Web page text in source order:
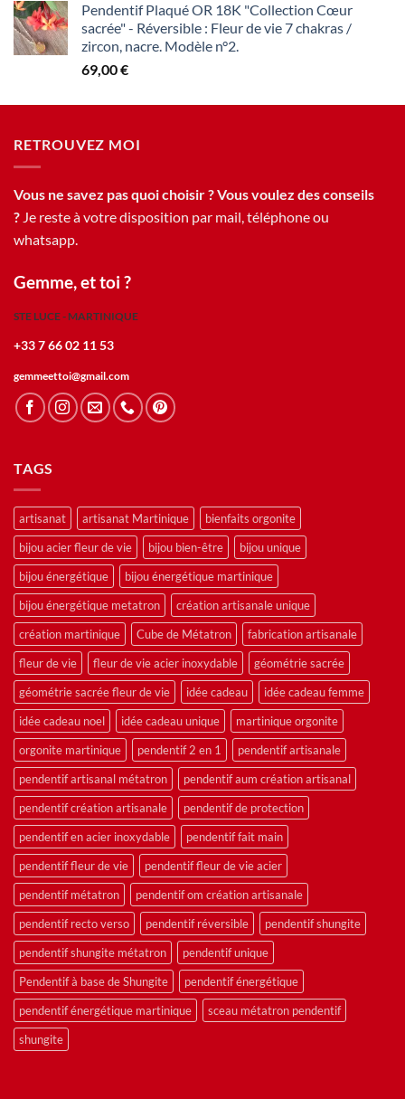
Pendentif Plaqué OR 18K "Collection Cœur
sacrée" - Réversible : Fleur de vie 7 chakras /
zircon, nacre. Modèle n°2.
69,00€
RETROUVEZ MOI
Vous ne savez pas quoi choisir ? Vous voulez des conseils
? Je reste à votre disposition par mail, téléphone ou
whatsapp.
Gemme, et toi ?
STE LUCE - MARTINIQUE
+33 7 66 02 11 53
gemmeettoi@gmail.com
TAGS
artisanat artisanat Martinique
bienfaits orgonite
bijou acier fleur de vie
bijou bien-être
bijou unique
bijou énergétique
bijou énergétique martinique
bijou énergétique metatron
création artisanale unique
création martinique
Cube de Métatron
fabrication artisanale
fleur de vie
fleur de vie acier inoxydable
géométrie sacrée
géométrie sacrée fleur de vie
idée cadeau
idée cadeau femme
idée cadeau noel
idée cadeau unique
martinique orgonite
orgonite martinique
pendentif 2 en 1
pendentif artisanale
pendentif artisanal métatron
pendentif aum création artisanal
pendentif création artisanale
pendentif de protection
pendentif en acier inoxydable
pendentif fait main
pendentif fleur de vie
pendentif fleur de vie acier
pendentif métatron
pendentif om création artisanale
pendentif recto verso
pendentif réversible
pendentif shungite
pendentif shungite métatron
pendentif unique
Pendentif à base de Shungite
pendentif énergétique
pendentif énergétique martinique
sceau métatron pendentif
shungite